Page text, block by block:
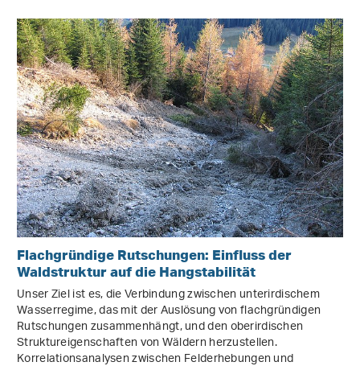
Flachgründige Rutschungen: Einfluss der
Waldstruktur auf die Hangstabilität
Unser Ziel ist es, die Verbindung zwischen unterirdischem
Wasserregime, das mit der Auslösung von flachgründigen
Rutschungen zusammenhängt, und den oberirdischen
Struktureigenschaften von Wäldern herzustellen.
Korrelationsanalysen zwischen Felderhebungen und